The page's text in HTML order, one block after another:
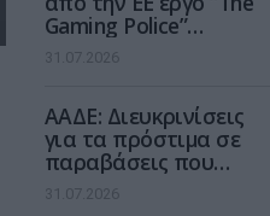
Gaming Police”
ενισχύει την ασφάλεια
των παιδιών στο
31.07.2026
ΑΑΔΕ: Διευκρινίσεις
για τα πρόστιμα σε
παραβάσεις που
αφορούν τους ΦΗΜ
31.07.2026